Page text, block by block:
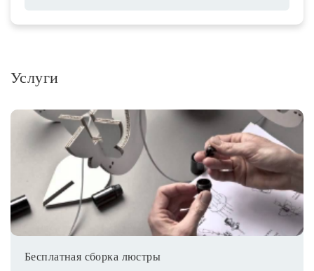
Услуги
Бесплатная сборка люстры